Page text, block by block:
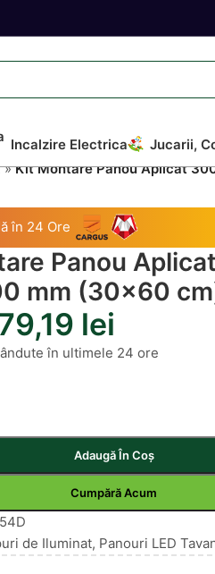
Incalzire Electrica Jucarii,
»Kit Montare Panou Aplicat
în 24 Ore
Panou Aplicat
mm (30×60
lei
în ultimele 24 ore
Adaugă În Coș
Cumpără Acum
de Iluminat, Panouri LED